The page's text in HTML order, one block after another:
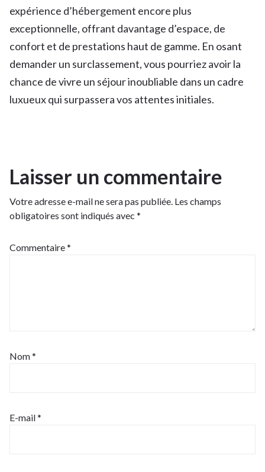
expérience d’hébergement encore plus
exceptionnelle, offrant davantage d’espace, de
confort et de prestations haut de gamme. En osant
demander un surclassement, vous pourriez avoir la
chance de vivre un séjour inoubliable dans un cadre
luxueux qui surpassera vos attentes initiales.
Laisser un commentaire
Votre adresse e-mail ne sera pas publiée. Les champs
obligatoires sont indiqués avec *
Commentaire*
Nom*
E-mail*